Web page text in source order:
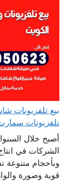
تلفزيونات
أصبح خلال
الشركات في
قوية وصورة